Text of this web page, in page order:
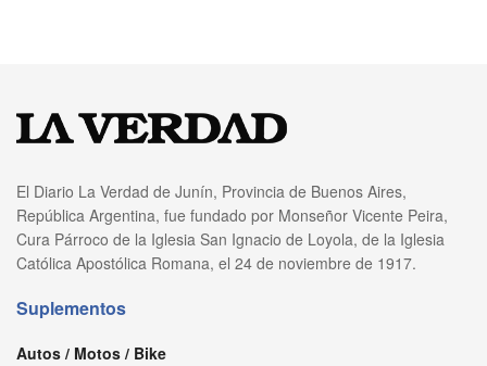
El Diario La Verdad de Junín, Provincia de Buenos Aires,
República Argentina, fue fundado por Monseñor Vicente Peira,
Cura Párroco de la Iglesia San Ignacio de Loyola, de la Iglesia
Católica Apostólica Romana, el 24 de noviembre de 1917.
Suplementos
Autos / Motos / Bike